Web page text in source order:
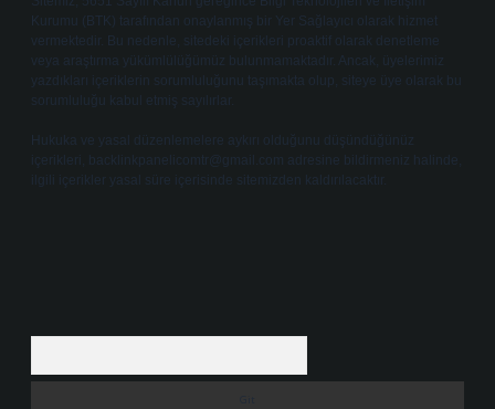
Kurumu (BTK) tarafından onaylanmış bir Yer Sağlayıcı olarak hizmet
vermektedir. Bu nedenle, sitedeki içerikleri proaktif olarak denetleme
veya araştırma yükümlülüğümüz bulunmamaktadır. Ancak, üyelerimiz
yazdıkları içeriklerin sorumluluğunu taşımakta olup, siteye üye olarak bu
sorumluluğu kabul etmiş sayılırlar.
Hukuka ve yasal düzenlemelere aykırı olduğunu düşündüğünüz
içerikleri,
backlinkpanelicomtr@gmail.com adresine bildirmeniz halinde,
ilgili içerikler yasal süre içerisinde sitemizden kaldırılacaktır.